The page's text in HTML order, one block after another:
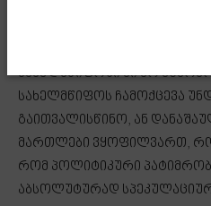
სახელმწიფოში კი არ
სახელმწიფოს ჩამოქცევა
გაითვალისწინო, ან
მართლები ვყოფილვართ,
რომ პოლიტიკური
აბსოლუტურად